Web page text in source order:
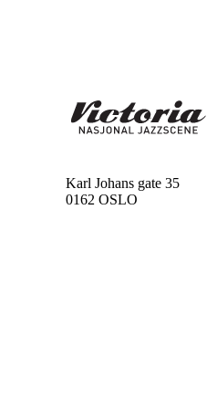
Karl Johans gate 35
0162 OSLO